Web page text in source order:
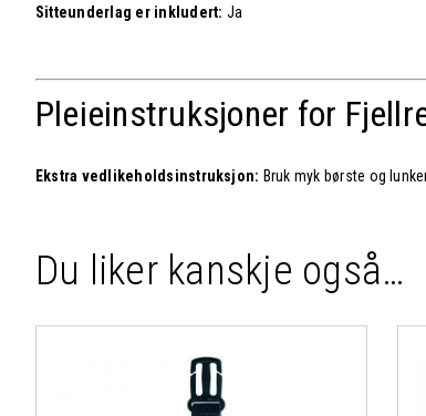
Sitteunderlag er inkludert: Ja
Pleieinstruksjoner for
Ekstra vedlikeholdsinstruksjon: Bruk myk børste og
Du liker kanskje også…